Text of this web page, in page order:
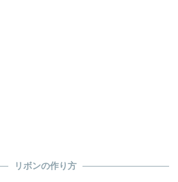
リボンの作り方